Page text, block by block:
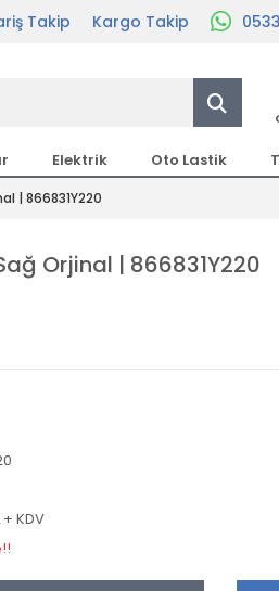
Takip Kargo Takip
Elektrik Oto Lastik
| 866831Y220
Orjinal | 866831Y220
+ KDV